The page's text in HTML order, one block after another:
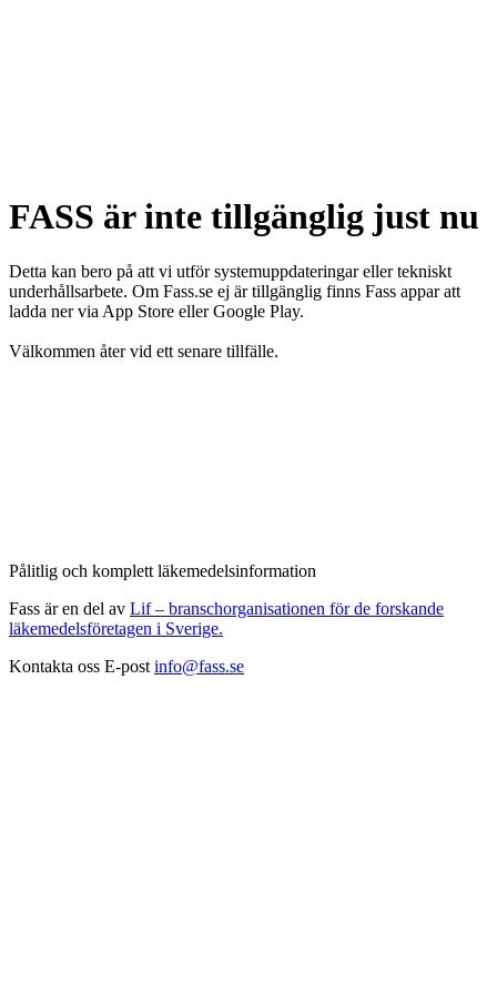
FASS är inte tillgänglig just nu
Detta kan bero på att vi utför systemuppdateringar eller tekniskt
underhållsarbete. Om Fass.se ej är tillgänglig finns Fass appar att
ladda ner via App Store eller Google Play.
Välkommen åter vid ett senare tillfälle.
Pålitlig och komplett läkemedelsinformation
Fass är en del av Lif – branschorganisationen för de forskande
läkemedelsföretagen i Sverige.
Kontakta oss E-post info@fass.se